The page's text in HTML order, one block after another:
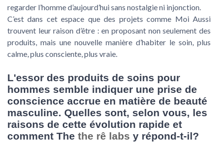
regarder l’homme d’aujourd’hui sans nostalgie ni injonction.
C’est dans cet espace que des projets comme Moi Aussi
trouvent leur raison d’être : en proposant non seulement des
produits, mais une nouvelle manière d’habiter le soin, plus
calme, plus consciente, plus vraie.
L'essor des produits de soins pour
hommes semble indiquer une prise de
conscience accrue en matière de beauté
masculine. Quelles sont, selon vous, les
raisons de cette évolution rapide et
comment The the rê labs y répond-t-il?